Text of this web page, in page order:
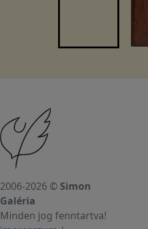
2006-2026 © Simon
Galéria
Minden jog fenntartva!